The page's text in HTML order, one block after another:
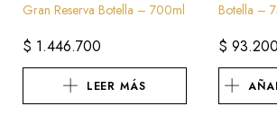
Gran Reserva Botella – 700ml
$ 1.446.700
LEER MÁS
Botella –
$ 93.200